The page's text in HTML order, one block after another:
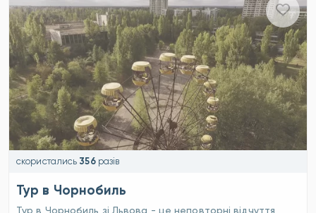
скористались 356разів
Тур в Чорнобиль
Тур в Чорнобиль зі Львова - це неповторні відчуття